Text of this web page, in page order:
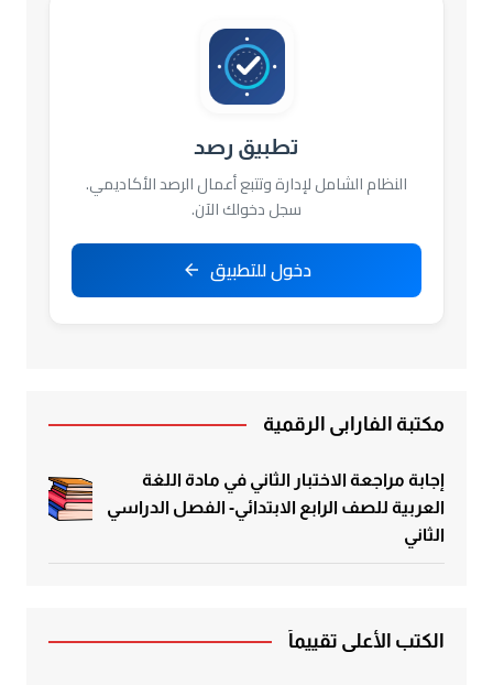
تطبيق رصد
النظام الشامل لإدارة وتتبع أعمال الرصد الأكاديمي.
سجل دخولك الآن.
دخول للتطبيق
مكتبة الفارابي الرقمية
إجابة مراجعة الاختبار الثاني في مادة اللغة
العربية للصف الرابع الابتدائي- الفصل الدراسي
الثاني
الكتب الأعلى تقييماً